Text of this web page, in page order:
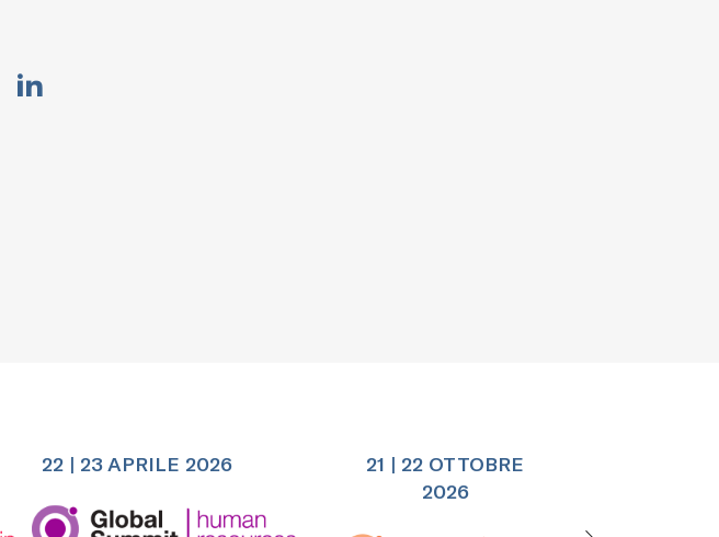
22 | 23 APRILE 2026
21 | 22 OTTOBRE
2026